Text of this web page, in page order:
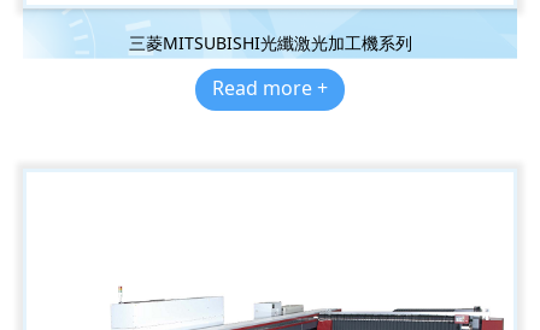
三菱MITSUBISHI光纖激光加工機系列
Read more +